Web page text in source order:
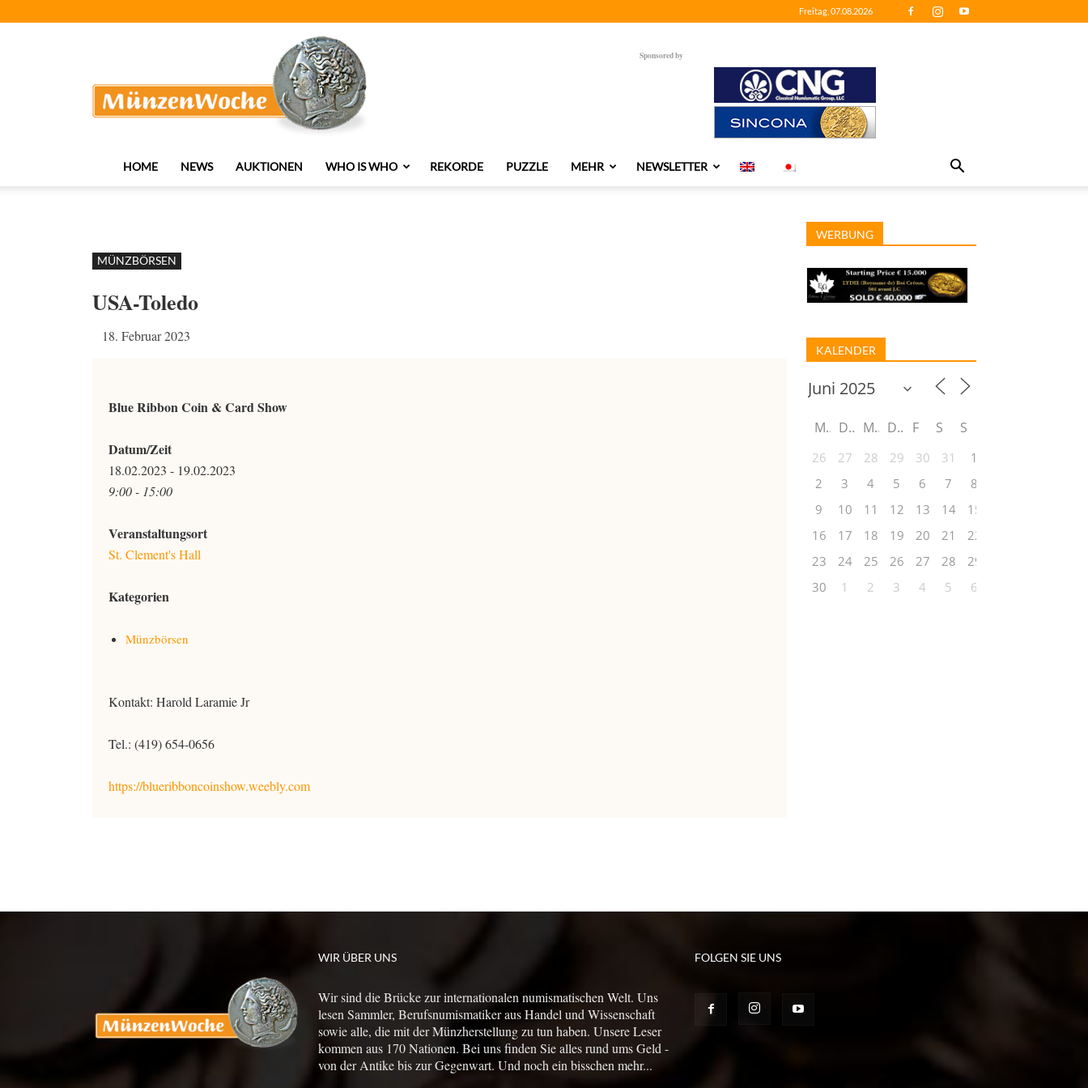
Freitag, 07.08.2026
Sponsored by
HOME NEWS AUKTIONEN WHO IS WHO REKORDE PUZZLE MEHR NEWSLETTER
MÜNZBÖRSEN
USA-Toledo
18. Februar 2023
Blue Ribbon Coin & Card Show
Datum/Zeit
18.02.2023 - 19.02.2023
9:00 - 15:00
Veranstaltungsort
St. Clement's Hall
Kategorien
Münzbörsen
Kontakt: Harold Laramie Jr
Tel.: (419) 654-0656
https://blueribboncoinshow.weebly.com
WERBUNG
KALENDER
M D M D F S S
26 27 28 29 30 31
1
2
3 4 5 6 7
8
9
10 11 12 13 14
15
16
17 18 19 20 21
22
23
24 25 26 27 28
29
30
1 2 3 4 5 6
WIR ÜBER UNS
Wir sind die Brücke zur internationalen numismatischen Welt. Uns
lesen Sammler, Berufsnumismatiker aus Handel und Wissenschaft
sowie alle, die mit der Münzherstellung zu tun haben. Unsere Leser
kommen aus 170 Nationen. Bei uns finden Sie alles rund ums Geld -
von der Antike bis zur Gegenwart. Und noch ein bisschen mehr...
FOLGEN SIE UNS